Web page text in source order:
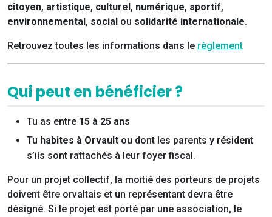
citoyen, artistique, culturel, numérique, sportif,
environnemental, social ou solidarité internationale.
Retrouvez toutes les informations dans le règlement
Qui peut en bénéficier ?
Tu as entre 15 à 25 ans
Tu habites à Orvault ou dont les parents y résident
s’ils sont rattachés à leur foyer fiscal.
Pour un projet collectif, la moitié des porteurs de projets
doivent être orvaltais et un représentant devra être
désigné. Si le projet est porté par une association, le